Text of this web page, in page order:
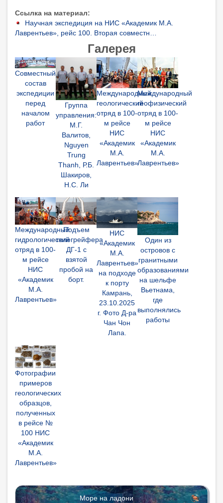
Ссылка на материал
Научная экспедиция на НИС «Академик М.А.
Лаврентьев», рейс 100. Вторая совместн…
Галерея
Совместный
состав
экспедиции
перед
началом
работ
Группа
управления:
М.Г.
Валитов,
Nguyen
Trung
Thanh, Р.Б.
Шакиров,
Н.С. Ли
Международный
геологический
отряд в 100-
м рейсе
НИС
«Академик
М.А.
Лаврентьев»
Международный
геофизический
отряд в 100-
м рейсе
НИС
«Академик
М.А.
Лаврентьев»
Международный
гидрологический
отряд в 100-
м рейсе
НИС
«Академик
М.А.
Лаврентьев»
Подъем
телегрейфера
ДГ-1 с
взятой
пробой на
борт.
НИС
«Академик
М.А.
Лаврентьев»
на подходе
к порту
Камрань,
23.10.2025
г. Фото Д-ра
Чан Чон
Лапа.
Один из
островов с
гранитными
образованиями
на шельфе
Вьетнама,
где
выполнялись
работы
Фотографии
примеров
геологических
образцов,
полученных
в рейсе №
100 НИС
«Академик
М.А.
Лаврентьев»
Море на ладони